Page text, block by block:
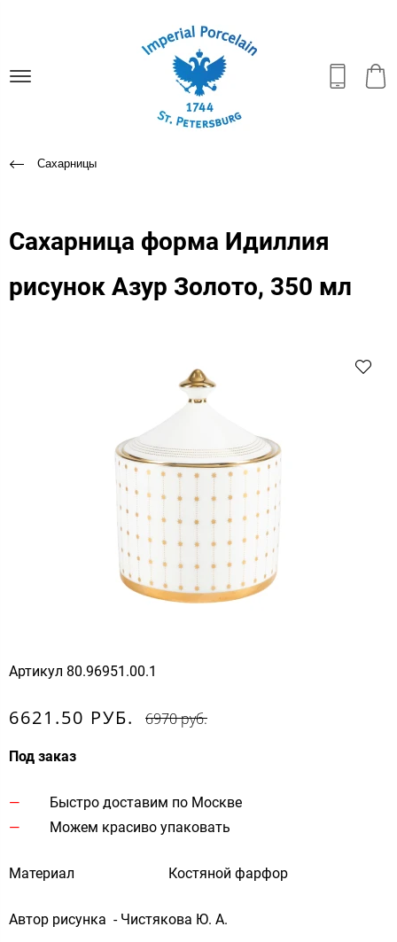
Сахарницы
Сахарница форма Идиллия
рисунок Азур Золото, 350 мл
Артикул 80.96951.00.1
6621.50 РУБ. 6970 руб.
Под заказ
Быстро доставим по Москве
Можем красиво упаковать
Материал Костяной фарфор
Автор рисунка - Чистякова Ю. А.